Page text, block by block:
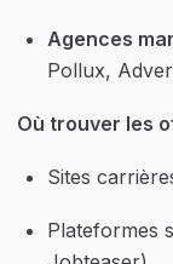
Agences
Pollux,
Où trouver les
Sites
Plateformes